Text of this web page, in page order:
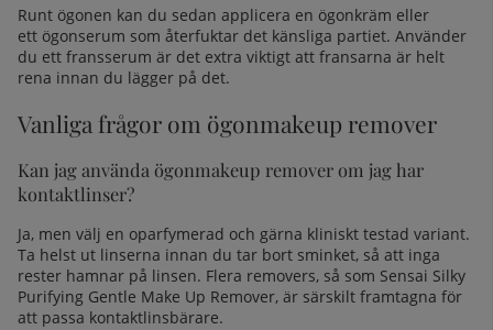
Runt ögonen kan du sedan applicera en ögonkräm eller
ett ögonserum som återfuktar det känsliga partiet. Använder
du ett fransserum är det extra viktigt att fransarna är helt
rena innan du lägger på det.
Vanliga frågor om ögonmakeup remover
Kan jag använda ögonmakeup remover om jag har
kontaktlinser?
Ja, men välj en oparfymerad och gärna kliniskt testad variant.
Ta helst ut linserna innan du tar bort sminket, så att inga
rester hamnar på linsen. Flera removers, så som Sensai Silky
Purifying Gentle Make Up Remover, är särskilt framtagna för
att passa kontaktlinsbärare.